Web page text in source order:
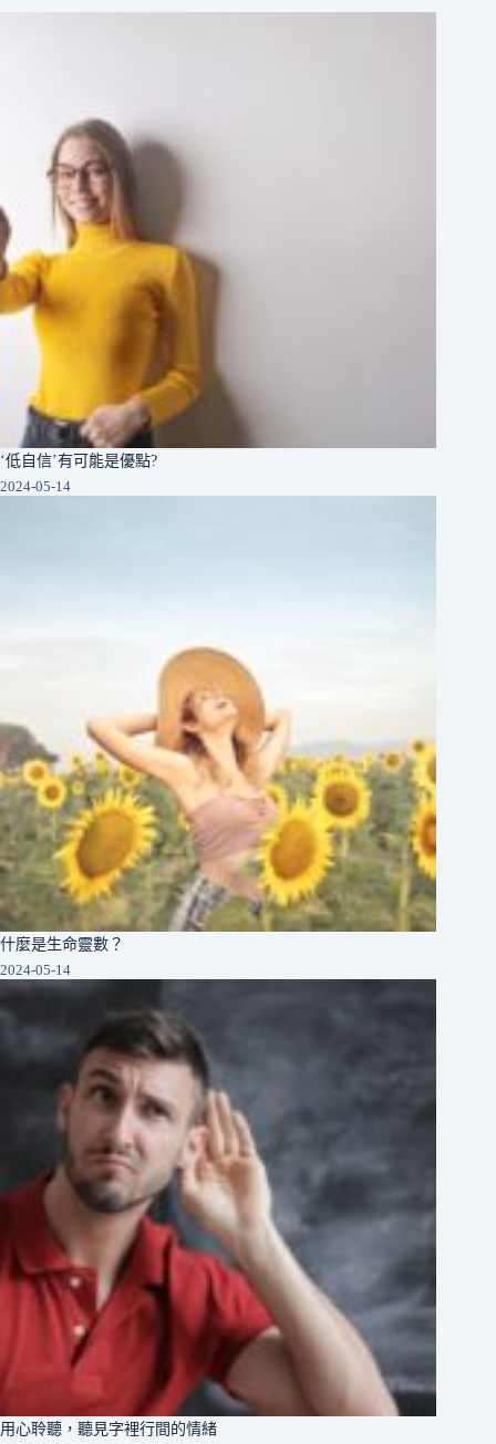
‘低自信’有可能是優點?
2024-05-14
什麼是生命靈數？
2024-05-14
用心聆聽，聽見字裡行間的情緒